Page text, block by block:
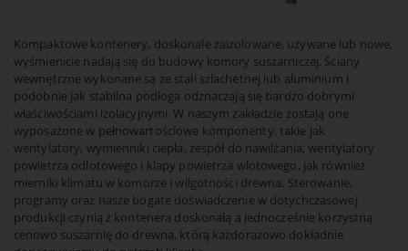
Kompaktowe kontenery, doskonale zaizolowane, używane lub nowe,
wyśmienicie nadają się do budowy komory suszarniczej. Ściany
wewnętrzne wykonane są ze stali szlachetnej lub aluminium i
podobnie jak stabilna podłoga odznaczają się bardzo dobrymi
właściwościami izolacyjnymi. W naszym zakładzie zostają one
wyposażone w pełnowartościowe komponenty, takie jak
wentylatory, wymienniki ciepła, zespół do nawilżania, wentylatory
powietrza odlotowego i klapy powietrza wlotowego, jak również
mierniki klimatu w komorze i wilgotności drewna. Sterowanie,
programy oraz nasze bogate doświadczenie w dotychczasowej
produkcji czynią z kontenera doskonałą a jednocześnie korzystną
cenowo suszarnię do drewna, którą każdorazowo dokładnie
Name:
PHPSESSID
Provider:
www.eberl-trocknungsanlagen.de
Cookie duration:
Sesja
Opis:
Przechowuje dane logowania.
Zgoda na pliki cookie